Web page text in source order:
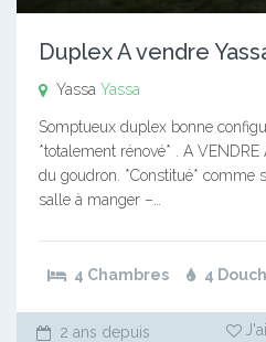
Duplex A vendre
Yassa Yassa
Somptueux duplex bonne
*totalement rénové* . A
du goudron. *Constitué* comme
salle à manger –…
4 Chambres 4
2 ans depuis